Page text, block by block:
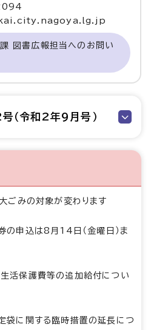
図書広報担当へのお問い
（令和2年9月号）
ごみの対象が変わります
の申込は8月14日（金曜日）ま
活保護費等の追加給付につい
袋に関する臨時措置の延長につ